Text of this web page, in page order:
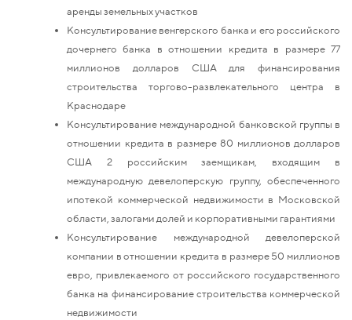
аренды земельных участков
Консультирование венгерского банка и его российского
дочернего банка в отношении кредита в размере 77
миллионов долларов США для финансирования
строительства торгово-развлекательного центра в
Краснодаре
Консультирование международной банковской группы в
отношении кредита в размере 80 миллионов долларов
США 2 российским заемщикам, входящим в
международную девелоперскую группу, обеспеченного
ипотекой коммерческой недвижимости в Московской
области, залогами долей и корпоративными гарантиями
Консультирование международной девелоперской
компании в отношении кредита в размере 50 миллионов
евро, привлекаемого от российского государственного
банка на финансирование строительства коммерческой
недвижимости